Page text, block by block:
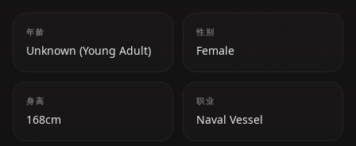
年龄
Unknown (Young Adult)
性别
Female
身高
168cm
职业
Naval Vessel